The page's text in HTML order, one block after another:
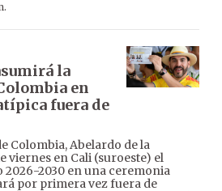
la
en
fuera de
Colombia, Abelardo de la
viernes en Cali (suroeste) el
2026-2030 en una ceremonia
por primera vez fuera de